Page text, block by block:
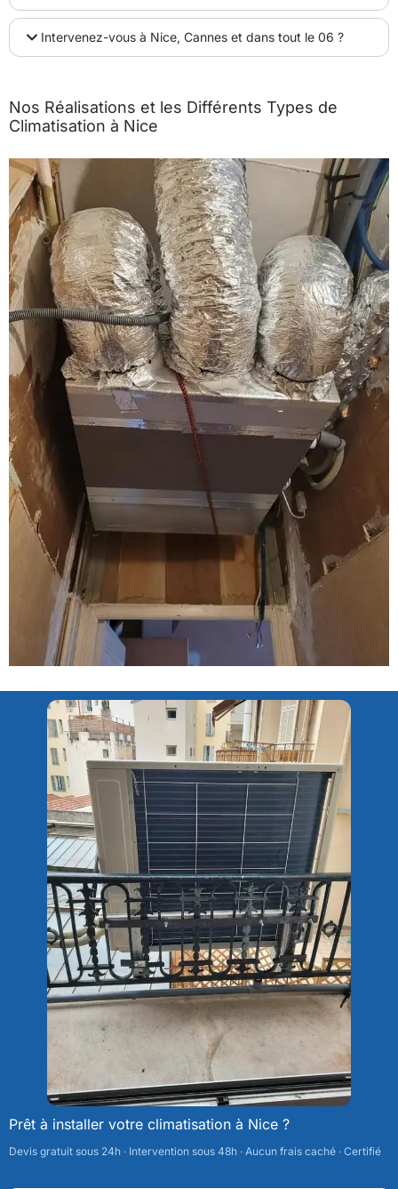
Intervenez-vous à Nice, Cannes et dans tout le 06 ?
Nos Réalisations et les Différents Types de
Climatisation à Nice
Prêt à installer votre climatisation à Nice ?
Devis gratuit sous 24h · Intervention sous 48h · Aucun frais caché · Certifié